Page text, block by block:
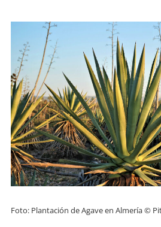
Foto: Plantación de Agave en Almería ©